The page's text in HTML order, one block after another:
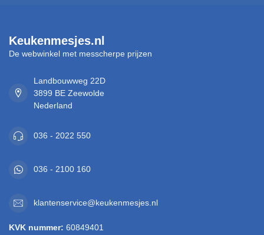
Keukenmesjes.nl
De webwinkel met messcherpe prijzen
Landbouwweg 22D
3899 BE Zeewolde
Nederland
036 - 2022 550
036 - 2100 160
klantenservice@keukenmesjes.nl
KVK nummer: 60849401